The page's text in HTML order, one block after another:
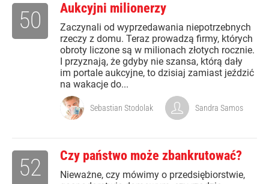
Aukcyjni milionerzy
Zaczynali od wyprzedawania niepotrzebnych
rzeczy z domu. Teraz prowadzą firmy, których
obroty liczone są w milionach złotych rocznie.
I przyznają, że gdyby nie szansa, którą dały
im portale aukcyjne, to dzisiaj zamiast jeździć
na wakacje do...
50
Sebastian Stodolak Sandra Samos
Czy państwo może zbankrutować?
Nieważne, czy mówimy o przedsiębiorstwie,
52